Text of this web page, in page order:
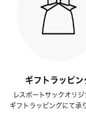
ギフトラッピン
レスポートサックオリジ
ギフトラッピングにて承